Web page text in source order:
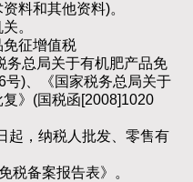
料和其他资料)。
。
征增值税
总局关于有机肥产品免
号)、《国家税务总局关于
》(国税函[2008]1020
，纳税人批发、零售有
备案报告表》。